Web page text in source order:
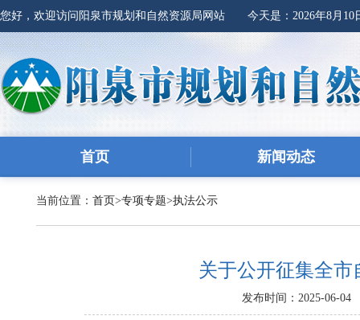
您好，欢迎访问阳泉市规划和自然资源局网站 今天是： 2026年8月10
首页 新闻动态
当前位置： 首页>专项专题>执法公示
关于公开征集全
发布时间：2025-06-04